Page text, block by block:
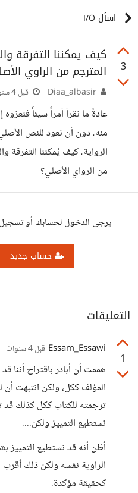
اسأل I/O
3
كيف يمكننا التفرقة
المترجم من الراوي
قبل 4 سنوات
عادةً ما نقرأ أمراً سيئاً
منه، دون أن نعود للنص
الرواية، كيف يُمكننا
من الرواي الأصلي؟
يرجى الدخول لحسابك أو
حساب جديد
التعليقات
1
Essam_Essawi قبل 4 سنوات
هممت أن أبادر باقتراح أننا
المؤلف ككل، ولكن انتبهت
ترجمته للكتاب ككل كذلك
نستطيع التمييز ولكن....
أظن أنه قد نستطيع التمييز
الراوية نفسه ولكن ذلك
كحقيقة مؤكدة.